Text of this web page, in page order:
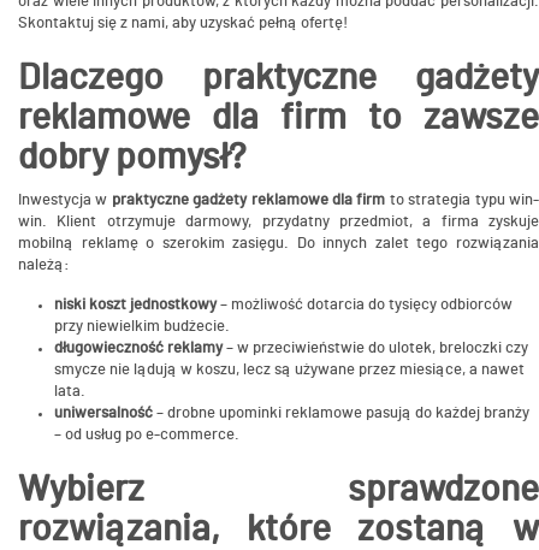
Skontaktuj się z nami, aby uzyskać pełną ofertę!
Dlaczego praktyczne gadżety
reklamowe dla firm to zawsze
dobry pomysł?
Inwestycja w praktyczne gadżety reklamowe dla firm to strategia typu win-
win. Klient otrzymuje darmowy, przydatny przedmiot, a firma zyskuje
mobilną reklamę o szerokim zasięgu. Do innych zalet tego rozwiązania
należą:
niski koszt jednostkowy– możliwość dotarcia do tysięcy odbiorców
przy niewielkim budżecie.
długowieczność reklamy– w przeciwieństwie do ulotek, breloczki czy
smycze nie lądują w koszu, lecz są używane przez miesiące, a nawet
lata.
uniwersalność – drobne upominki reklamowe pasują do każdej branży
– od usług po e-commerce.
Wybierz sprawdzone
rozwiązania, które zostaną w